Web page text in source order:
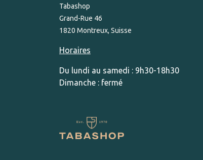
Tabashop
Grand-Rue 46
1820 Montreux, Suisse
Horaires
Du lundi au samedi : 9h30-18h30
Dimanche : fermé